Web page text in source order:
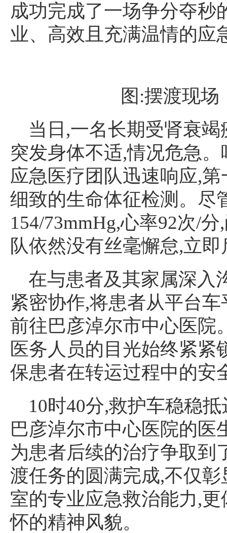
成功完成了一场争分夺秒
业、高效且充满温情的应
图:摆渡现
当日,一名长期受肾衰
突发身体不适,情况危急
应急医疗团队迅速响应,
细致的生命体征检测。尽
154/73mmHg,心率92次/
队依然没有丝毫懈怠,立
在与患者及其家属深入
紧密协作,将患者从平台
前往巴彦淖尔市中心医院
医务人员的目光始终紧紧
保患者在转运过程中的安
10时40分,救护车稳稳
巴彦淖尔市中心医院的医
为患者后续的治疗争取到
渡任务的圆满完成,不仅
室的专业应急救治能力,
怀的精神风貌。